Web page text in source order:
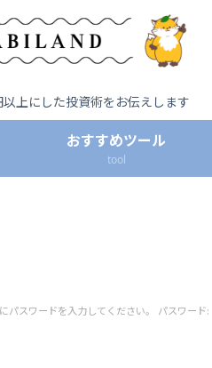
上にした投資術をお伝えします
おすすめツール
tool
パスワードを入力してください。 パスワード: